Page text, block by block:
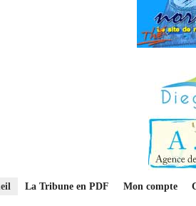
La Tribune en PDF Mon compte